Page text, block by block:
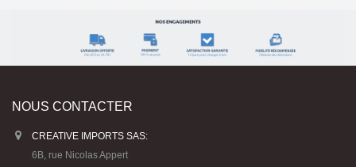
NOUS CONTACTER
CREATIVE IMPORTS SAS:
6B, rue Nicolas Appert